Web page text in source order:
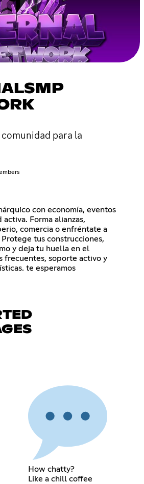
para la
con economía, eventos
activa. Forma alianzas,
comercia o enfréntate a
tus construcciones,
y deja tu huella en el
frecuentes, soporte activo y
te esperamos
How chatty?
Like a chill coffee